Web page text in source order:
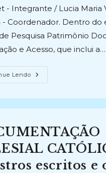
- Integrante / Lucia Maria
- Coordenador. Dentro do
Pesquisa Patrimônio
e Acesso, que inclui a…
Lendo TIPOLOGIA
DOCUMENTAL
BARBOSA
(2014-
2018)
escritos e